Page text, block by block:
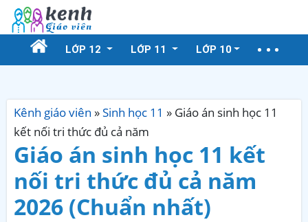
LỚP 12 LỚP 11 LỚP 10
Kênh giáo viên »Sinh học 11 » Giáo án sinh học 11
kết nối tri thức đủ cả năm
Giáo án sinh học 11 kết
nối tri thức đủ cả năm
2026 (Chuẩn nhất)